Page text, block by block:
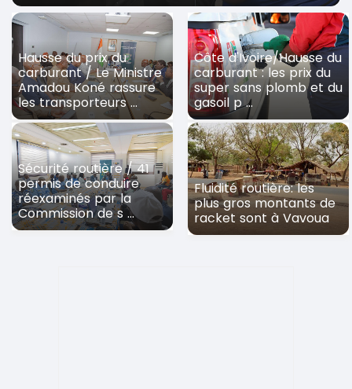
Hausse du prix du
carburant / Le Ministre
Amadou Koné rassure
les transporteurs ...
Côte d'Ivoire/Hausse du
carburant : les prix du
super sans plomb et du
gasoil p ...
Sécurité routière / 41
permis de conduire
réexaminés par la
Commission de s ...
Fluidité routière: les
plus gros montants de
racket sont à Vavoua